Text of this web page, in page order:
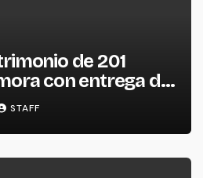
de 201
con entrega de
STAFF